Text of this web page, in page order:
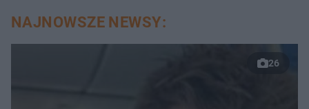
NAJNOWSZE NEWSY:
26